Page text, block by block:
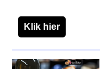
Klik hier